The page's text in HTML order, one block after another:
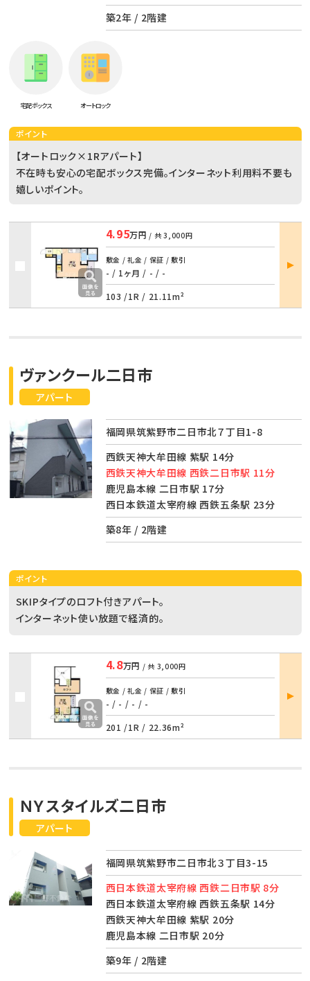
築2年 / 2階建
宅配ボックス オートロック
ポイント
【オートロック×1Rアパート】
不在時も安心の宅配ボックス完備。インターネット利用料不要も
嬉しいポイント。
4.95万円 / 共3,000円
敷金 / 礼金 / 保証 / 敷引
- / 1ヶ月 / - / -
103 /1R / 21.11m²
部屋
詳細
アパート
ヴァンクール二日市
福岡県筑紫野市二日市北７丁目1-8
西鉄天神大牟田線 紫駅 14分
西鉄天神大牟田線 西鉄二日市駅 11分
鹿児島本線 二日市駅 17分
西日本鉄道太宰府線 西鉄五条駅 23分
築8年 / 2階建
ポイント
SKIPタイプのロフト付きアパート。
インターネット使い放題で経済的。
4.8万円 / 共 3,000円
敷金 / 礼金 / 保証 / 敷引
- / - / - / -
201 /1R / 22.36m²
部屋
詳細
アパート
ＮＹスタイルズ二日市
福岡県筑紫野市二日市北３丁目3-15
西日本鉄道太宰府線 西鉄二日市駅 8分
西日本鉄道太宰府線 西鉄五条駅 14分
西鉄天神大牟田線 紫駅 20分
鹿児島本線 二日市駅 20分
築9年 / 2階建